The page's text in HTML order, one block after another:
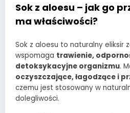
Sok z aloesu – jak go
ma właściwości?
Sok z aloesu to naturalny eliksir
wspomaga trawienie,
detoksykacyjne organizmu.
oczyszczające, łagodzące i
czemu jest stosowany w
dolegliwości.